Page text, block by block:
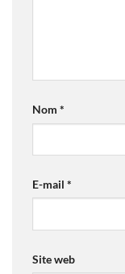
Nom *
E-mail *
Site web